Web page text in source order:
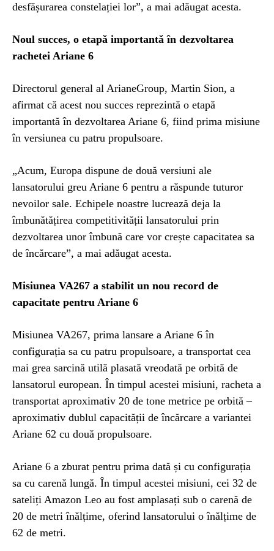
desfășurarea constelației lor”, a mai adăugat acesta.
Noul succes, o etapă importantă în dezvoltarea
rachetei Ariane 6
Directorul general al ArianeGroup, Martin Sion, a
afirmat că acest nou succes reprezintă o etapă
importantă în dezvoltarea Ariane 6, fiind prima misiune
în versiunea cu patru propulsoare.
„Acum, Europa dispune de două versiuni ale
lansatorului greu Ariane 6 pentru a răspunde tuturor
nevoilor sale. Echipele noastre lucrează deja la
îmbunătățirea competitivității lansatorului prin
dezvoltarea unor îmbună care vor crește capacitatea sa
de încărcare”, a mai adăugat acesta.
Misiunea VA267 a stabilit un nou record de
capacitate pentru Ariane 6
Misiunea VA267, prima lansare a Ariane 6 în
configurația sa cu patru propulsoare, a transportat cea
mai grea sarcină utilă plasată vreodată pe orbită de
lansatorul european. În timpul acestei misiuni, racheta a
transportat aproximativ 20 de tone metrice pe orbită –
aproximativ dublul capacității de încărcare a variantei
Ariane 62 cu două propulsoare.
Ariane 6 a zburat pentru prima dată și cu configurația
sa cu carenă lungă. În timpul acestei misiuni, cei 32 de
sateliți Amazon Leo au fost amplasați sub o carenă de
20 de metri înălțime, oferind lansatorului o înălțime de
62 de metri.